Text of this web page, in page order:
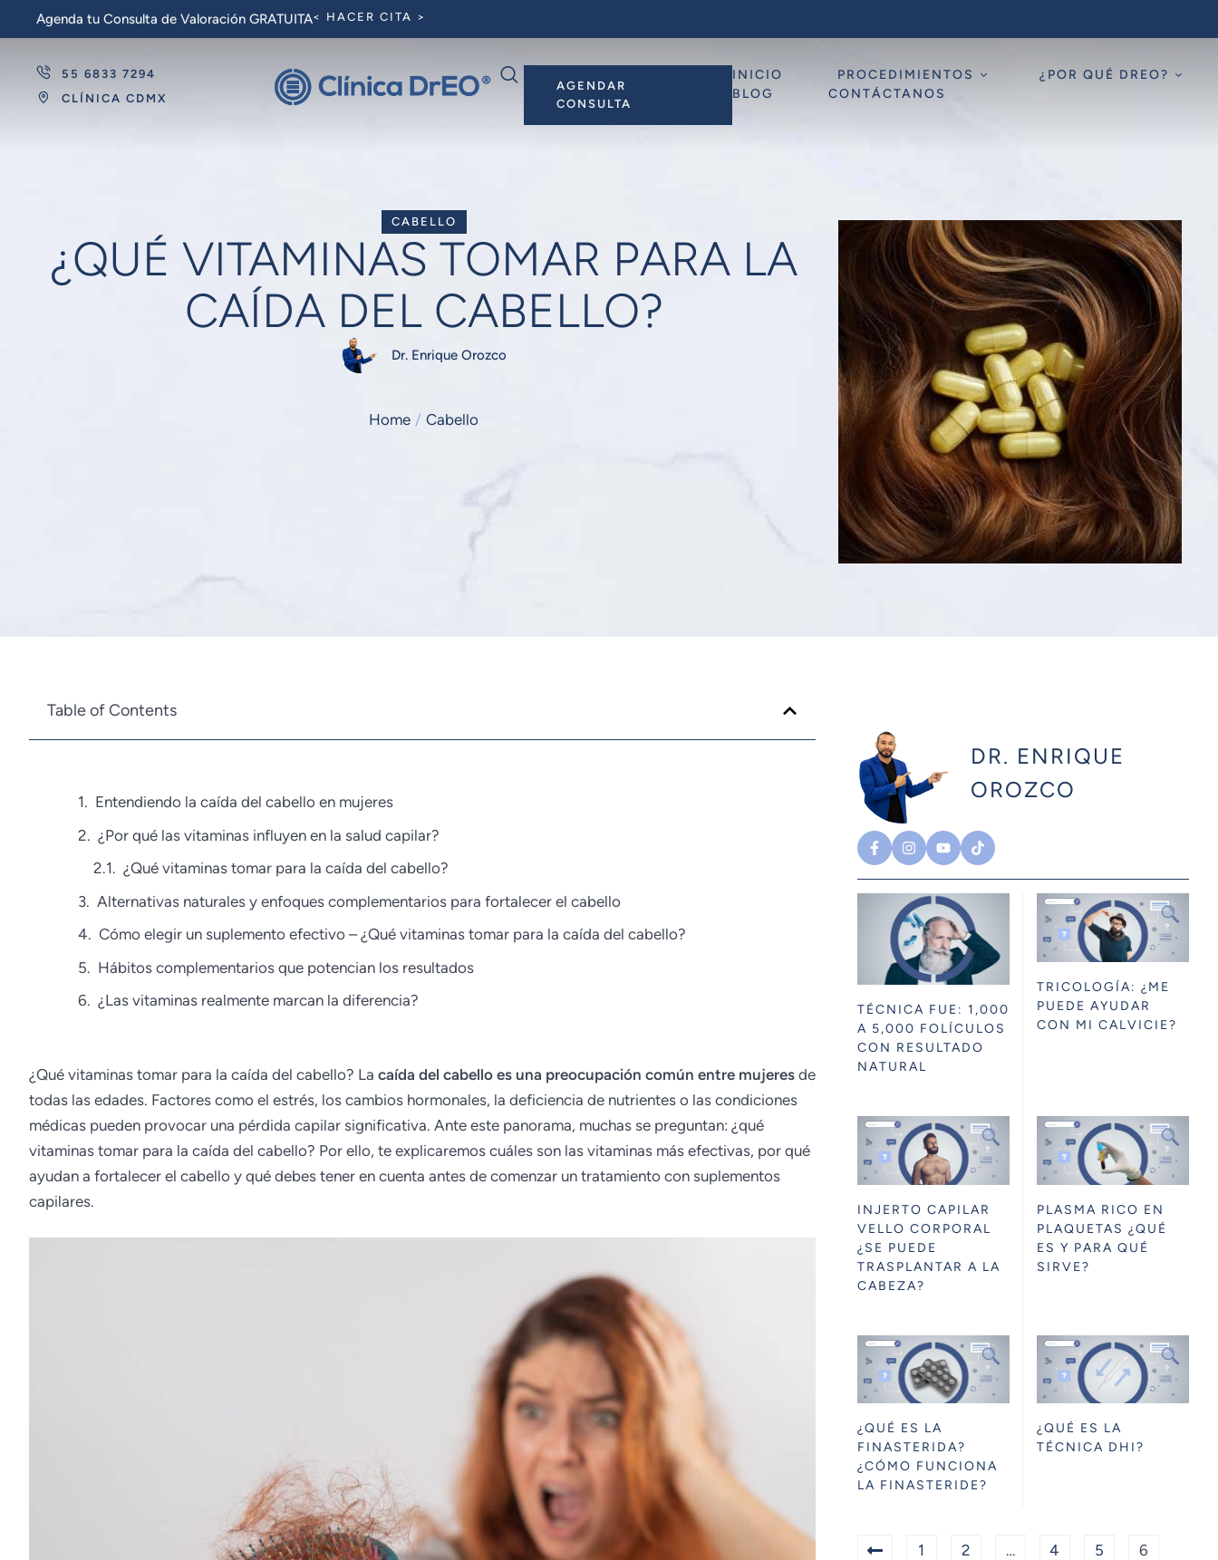
Agenda tu Consulta de Valoración GRATUITA< HACER CITA >
55 6833 7294
CLÍNICA CDMX
AGENDAR
CONSULTA
INICIO PROCEDIMIENTOS
¿POR QUÉ DREO?
BLOG
CONTÁCTANOS
CABELLO
¿QUÉ VITAMINAS TOMAR PARA LA
CAÍDA DEL CABELLO?
Dr. Enrique Orozco
Home / Cabello
Table of Contents
Entendiendo la caída del cabello en mujeres
¿Por qué las vitaminas influyen en la salud capilar?
¿Qué vitaminas tomar para la caída del cabello?
Alternativas naturales y enfoques complementarios para fortalecer el cabello
Cómo elegir un suplemento efectivo – ¿Qué vitaminas tomar para la caída del cabello?
Hábitos complementarios que potencian los resultados
¿Las vitaminas realmente marcan la diferencia?
¿Qué vitaminas tomar para la caída del cabello? La caída del cabello es una preocupación común entre mujeres de
todas las edades. Factores como el estrés, los cambios hormonales, la deficiencia de nutrientes o las condiciones
médicas pueden provocar una pérdida capilar significativa. Ante este panorama, muchas se preguntan: ¿qué
vitaminas tomar para la caída del cabello? Por ello, te explicaremos cuáles son las vitaminas más efectivas, por qué
ayudan a fortalecer el cabello y qué debes tener en cuenta antes de comenzar un tratamiento con suplementos
capilares.
DR. ENRIQUE
OROZCO
TÉCNICA FUE: 1,000
A 5,000 FOLÍCULOS
CON RESULTADO
NATURAL
TRICOLOGÍA: ¿ME
PUEDE AYUDAR
CON MI CALVICIE?
INJERTO CAPILAR
VELLO CORPORAL
¿SE PUEDE
TRASPLANTAR A LA
CABEZA?
PLASMA RICO EN
PLAQUETAS ¿QUÉ
ES Y PARA QUÉ
SIRVE?
¿QUÉ ES LA
FINASTERIDA?
¿CÓMO FUNCIONA
LA FINASTERIDE?
¿QUÉ ES LA
TÉCNICA DHI?
1 2 … 4 5
6